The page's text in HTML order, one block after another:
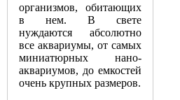
организмов, обитающих
в нем. В свете
нуждаются абсолютно
все аквариумы, от самых
миниатюрных нано-
аквариумов, до емкостей
очень крупных размеров.